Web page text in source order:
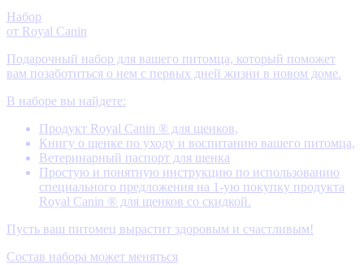
Набор
от Royal Canin
Подарочный набор для вашего питомца, который поможет
вам позаботиться о нем с первых дней жизни в новом доме.
В наборе вы найдете:
Продукт Royal Canin ® для щенков,
Книгу о щенке по уходу и воспитанию вашего питомца,
Ветеринарный паспорт для щенка
Простую и понятную инструкцию по использованию
специального предложения на 1-ую покупку продукта
Royal Canin ® для щенков со скидкой.
Пусть ваш питомец вырастит здоровым и счастливым!
Состав набора может меняться